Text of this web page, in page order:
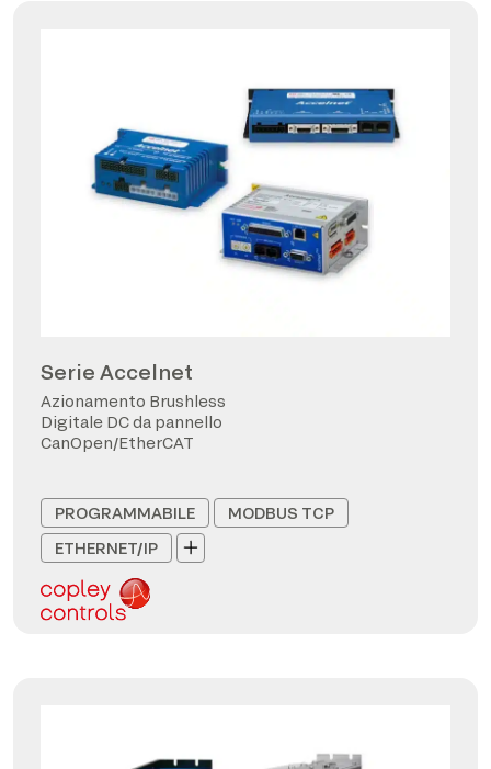
Serie Accelnet
Azionamento Brushless
Digitale DC da pannello
CanOpen/EtherCAT
PROGRAMMABILE
MODBUS TCP
ETHERNET/IP